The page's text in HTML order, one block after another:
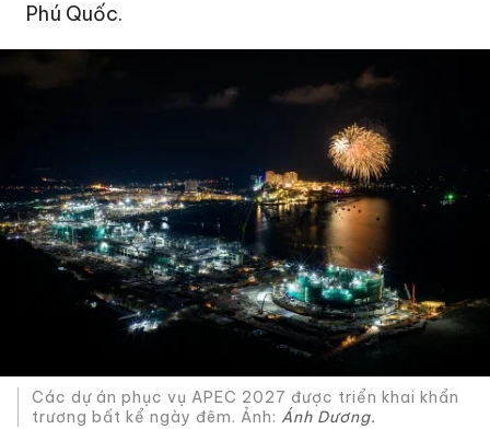
Phú Quốc.
Các dự án phục vụ APEC 2027 được triển khai khẩn
trương bất kể ngày đêm. Ảnh: Ánh Dương.